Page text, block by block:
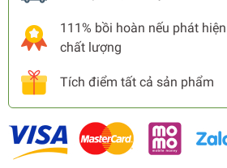
111% bồi hoàn nếu phát
chất lượng
Tích điểm tất cả sản phẩm